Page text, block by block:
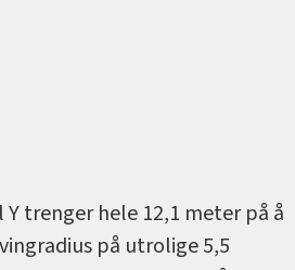
Y trenger hele 12,1 meter på å
på utrolige 5,5